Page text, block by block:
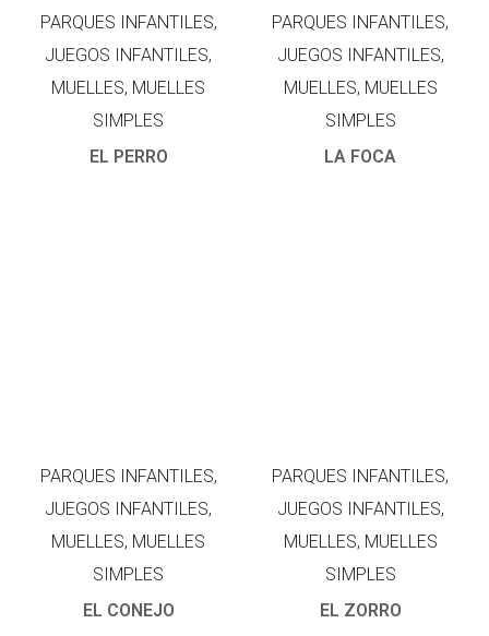
PARQUES INFANTILES,
JUEGOS INFANTILES,
MUELLES, MUELLES
SIMPLES
EL PERRO
PARQUES INFANTILES,
JUEGOS INFANTILES,
MUELLES, MUELLES
SIMPLES
LA FOCA
PARQUES INFANTILES,
JUEGOS INFANTILES,
MUELLES, MUELLES
SIMPLES
EL CONEJO
PARQUES INFANTILES,
JUEGOS INFANTILES,
MUELLES, MUELLES
SIMPLES
EL ZORRO